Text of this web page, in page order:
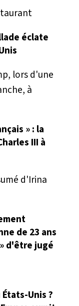
éclate
» : la
III à
de 23 ans
d'être jugé
Unis ?